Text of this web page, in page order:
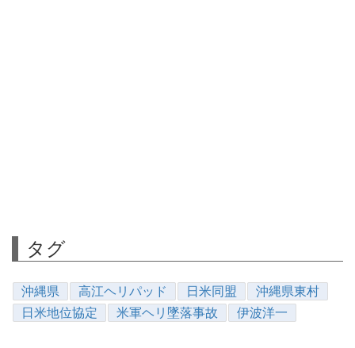
タグ
沖縄県 高江ヘリパッド 日米同盟
沖縄県東村
日米地位協定
米軍ヘリ墜落事故 伊波洋一